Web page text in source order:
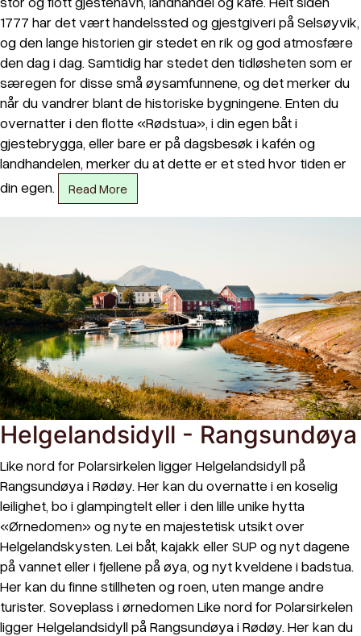
1777 har det vært handelssted og gjestgiveri på Selsøyvik,
og den lange historien gir stedet en rik og god atmosfære
den dag i dag. Samtidig har stedet den tidløsheten som er
særegen for disse små øysamfunnene, og det merker du
når du vandrer blant de historiske bygningene. Enten du
overnatter i den flotte «Rødstua», i din egen båt i
gjestebrygga, eller bare er på dagsbesøk i kafén og
landhandelen, merker du at dette er et sted hvor tiden er
din egen.
Read More
Helgelandsidyll - Rangsundøya
Like nord for Polarsirkelen ligger Helgelandsidyll på
Rangsundøya i Rødøy. Her kan du overnatte i en koselig
leilighet, bo i glampingtelt eller i den lille unike hytta
«Ørnedomen» og nyte en majestetisk utsikt over
Helgelandskysten. Lei båt, kajakk eller SUP og nyt dagene
på vannet eller i fjellene på øya, og nyt kveldene i badstua.
Her kan du finne stillheten og roen, uten mange andre
turister. Soveplass i ørnedomen Like nord for Polarsirkelen
ligger Helgelandsidyll på Rangsundøya i Rødøy. Her kan du